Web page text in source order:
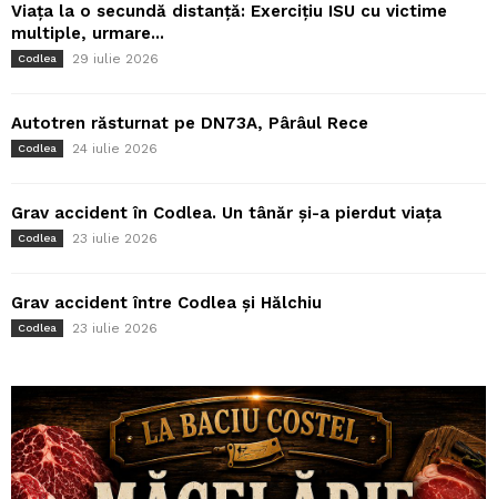
Viața la o secundă distanță: Exercițiu ISU cu victime
multiple, urmare...
Codlea 29 iulie 2026
Autotren răsturnat pe DN73A, Pârâul Rece
Codlea 24 iulie 2026
Grav accident în Codlea. Un tânăr și-a pierdut viața
Codlea 23 iulie 2026
Grav accident între Codlea și Hălchiu
Codlea 23 iulie 2026